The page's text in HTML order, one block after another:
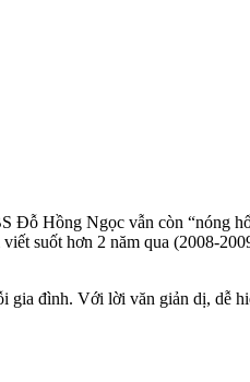
Đỗ Hồng Ngọc vẫn còn “nóng
suốt hơn 2 năm qua (2008-
đình. Với lời văn giản dị, dễ